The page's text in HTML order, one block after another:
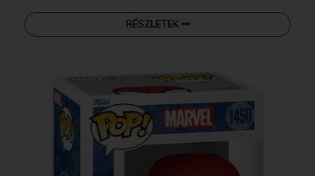
RÉSZLETEK